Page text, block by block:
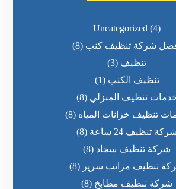
Uncategorized (4)
شركة تنظيف كنب (8)
تنظيف (3)
تنظيف الكنب (1)
تنظيف المنزلي (8)
تنظيف خزانات المياه (8)
شركة تنظيف 24 ساعة
(8)
شركة تنظيف سجاد (8)
تنظيف مراتب سرير (8)
شركة تنظيف مطابخ (8)